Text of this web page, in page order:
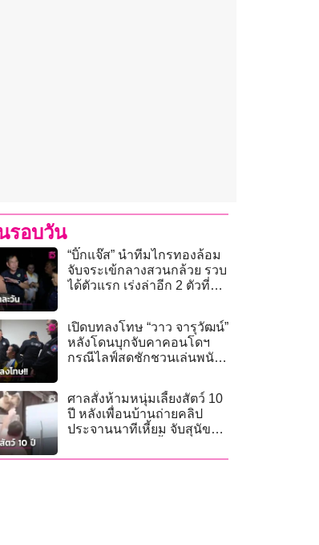
รอบวัน
“บิ๊กแจ๊ส” นำทีมไกรทองล้อม
จับจระเข้กลางสวนกล้วย รวบ
ได้ตัวแรก เร่งล่าอีก 2 ตัวที่ยัง
เปิดบทลงโทษ “วาว จารุวัฒน์”
หลังโดนบุกจับคาคอนโดฯ
กรณีไลฟ์สดชักชวนเล่นพนัน
ศาลสั่งห้ามหนุ่มเลี้ยงสัตว์ 10
ปี หลังเพื่อนบ้านถ่ายคลิป
ประจานนาทีเหี้ยม จับสุนัข